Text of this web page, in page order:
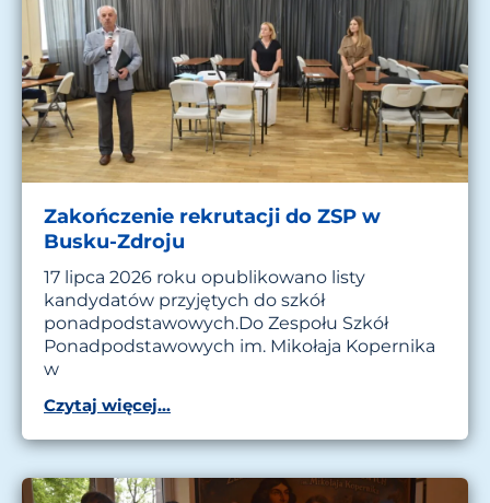
Zakończenie rekrutacji do ZSP w
Busku-Zdroju
17 lipca 2026 roku opublikowano listy
kandydatów przyjętych do szkół
ponadpodstawowych.Do Zespołu Szkół
Ponadpodstawowych im. Mikołaja Kopernika
w
Czytaj więcej...